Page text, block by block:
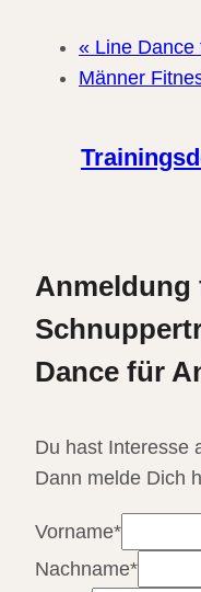
« Line Dance
Männer
Anmeldung
Dance für
Du hast Interesse
Dann melde Dich
Vorname*
Nachname*